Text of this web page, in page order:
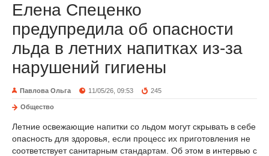
Елена Спеценко
предупредила об опасности
льда в летних напитках из-за
нарушений гигиены
Павлова Ольга 11/05/26, 09:53 245
Общество
Летние освежающие напитки со льдом могут скрывать в себе
опасность для здоровья, если процесс их приготовления не
соответствует санитарным стандартам. Об этом в интервью с